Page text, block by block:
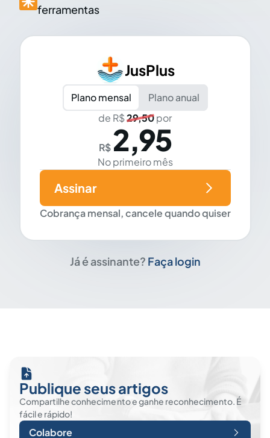
ferramentas
JusPlus
Plano mensal
Plano anual
de R$29,50por
R$ 2,95
No primeiro mês
Cobrança mensal, cancele quando quiser
Assinar
Já é assinante? Faça login
Publique seus artigos
Compartilhe conhecimento e ganhe reconhecimento. É
fácil e rápido!
Colabore